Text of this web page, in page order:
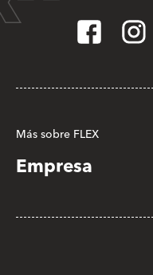
Más sobre FLEX
Empresa